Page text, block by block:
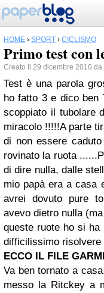
HOME › SPORT › CICLISMO
Primo test con
Creato il 29 dicembre 2010 da
Test è una parola
ho fatto 3 e dico ben
scoppiato il tubolare
miracolo !!!!!A parte
di non essere
rovinato la ruota
di dire nulla, dalle
mio papà era a casa
avrei dovuto pure
avevo dietro nulla
queste ruote ho si
difficilissimo risolvere
ECCO IL FILE
Va ben tornato a
messo la Ritckey a